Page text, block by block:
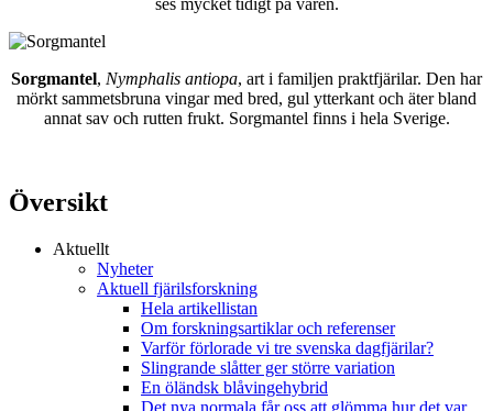
Sorgmantel, Nymphalis antiopa, art i familjen praktfjärilar. Den har
mörkt sammetsbruna vingar med bred, gul ytterkant och äter bland
annat sav och rutten frukt. Sorgmantel finns i hela Sverige.
Översikt
Aktuellt
Nyheter
Aktuell fjärilsforskning
Hela artikellistan
Om forskningsartiklar och referenser
Varför förlorade vi tre svenska dagfjärilar?
Slingrande slåtter ger större variation
En öländsk blåvingehybrid
Det nya normala får oss att glömma hur det var